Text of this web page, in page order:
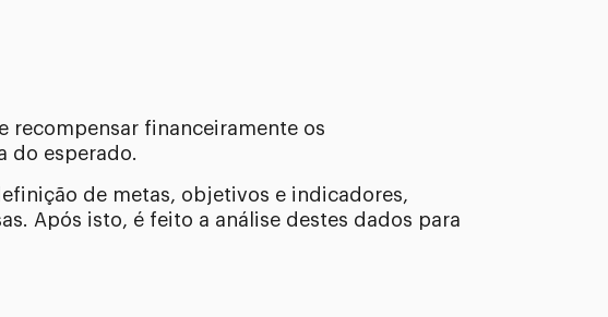
recompensar financeiramente os
do esperado.
de metas, objetivos e indicadores,
Após isto, é feito a análise destes dados para